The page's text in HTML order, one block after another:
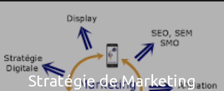
Stratégie de Marketing